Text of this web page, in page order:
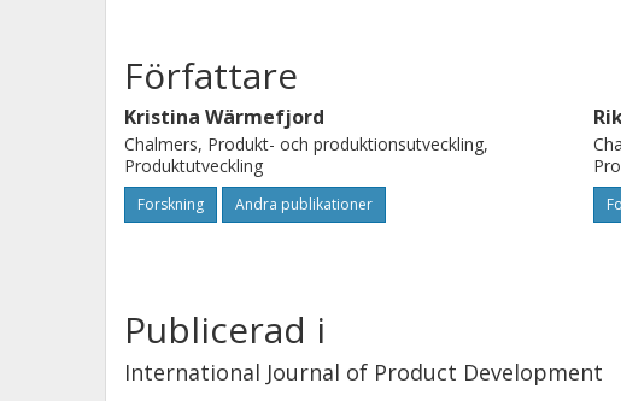
Författare
Kristina Wärmefjord
Chalmers, Produkt- och produktionsutveckling,
Produktutveckling
Forskning Andra publikationer
Publicerad i
International Journal of Product Development